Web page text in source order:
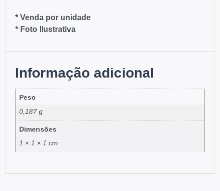
* Venda por unidade
* Foto Ilustrativa
Informação adicional
Peso
0,187 g
Dimensões
1 × 1 × 1 cm